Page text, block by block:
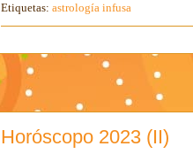
Etiquetas: astrología infusa
Horóscopo 2023 (II)